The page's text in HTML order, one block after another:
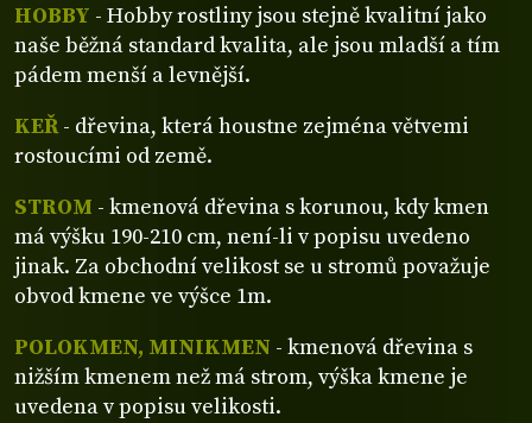
HOBBY - Hobby rostliny jsou stejně kvalitní jako
naše běžná standard kvalita, ale jsou mladší a tím
pádem menší a levnější.
KEŘ- dřevina, která houstne zejména větvemi
rostoucími od země.
STROM - kmenová dřevina s korunou, kdy kmen
má výšku 190-210 cm, není-li v popisu uvedeno
jinak. Za obchodní velikost se u stromů považuje
obvod kmene ve výšce 1m.
POLOKMEN, MINIKMEN - kmenová dřevina s
nižším kmenem než má strom, výška kmene je
uvedena v popisu velikosti.